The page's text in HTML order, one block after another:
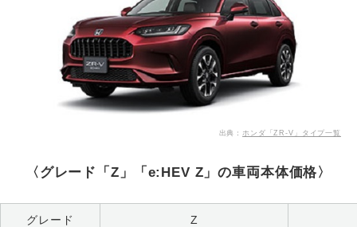
出典： ホンダ「ZR-V」タイプ一覧
〈グレード「Z」「e:HEV Z」の車両本体価格〉
グレード Z